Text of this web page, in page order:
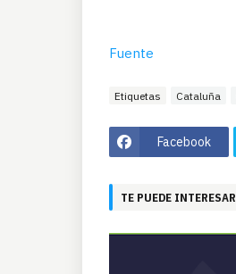
Fuente
Etiquetas Cataluña
Facebook
TE PUEDE INTERESAR